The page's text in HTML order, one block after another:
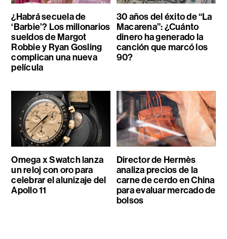
¿Habrá secuela de
‘Barbie’? Los millonarios
sueldos de Margot
Robbie y Ryan Gosling
complican una nueva
película
30 años del éxito de “La
Macarena”: ¿Cuánto
dinero ha generado la
canción que marcó los
90?
Omega x Swatch lanza
un reloj con oro para
celebrar el alunizaje del
Apollo 11
Director de Hermès
analiza precios de la
carne de cerdo en China
para evaluar mercado de
bolsos